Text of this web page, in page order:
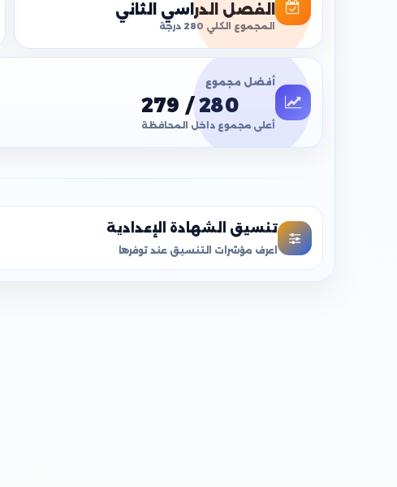
الفصل الدراسي الثاني
المجموع الكلي 280 درجة
أفضل مجموع
279 / 280
أعلى مجموع داخل المحافظة
تنسيق الشهادة الإعدادية
اعرف مؤشرات التنسيق عند توفرها